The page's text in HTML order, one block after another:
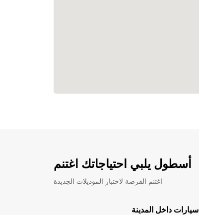
أسطول يلبي احتياجاتك اغتنم
اغتنم الفرصة لاختبار الموديلات الجديدة
سيارات داخل المدينة